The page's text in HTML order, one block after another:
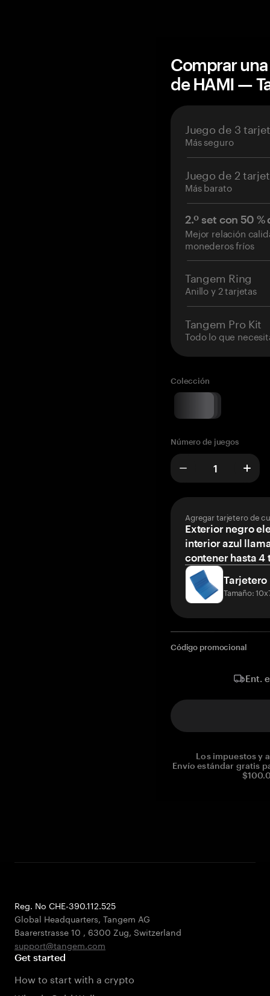
Comprar
de HAMI —
Juego de 3
Más seguro
Juego de 2
Más barato
2.º set con 50
Mejor relación
monederos fríos
Tangem Ring
Anillo y 2 tarjetas
Tangem Pro Kit
Todo lo que
Colección
Número de juegos
Agregar tarjetero de
Exterior negro
interior azul
contener hasta 4
Tarjetero
Tamaño:
Código promocional
Ent.
Los impuestos y
Envío estándar gratis
Reg. No CHE-390.112.525
Global Headquarters, Tangem AG
Baarerstrasse 10 , 6300 Zug, Switzerland
support@tangem.com
Get started
How to start with a crypto